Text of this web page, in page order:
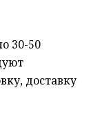
30-50
доставку